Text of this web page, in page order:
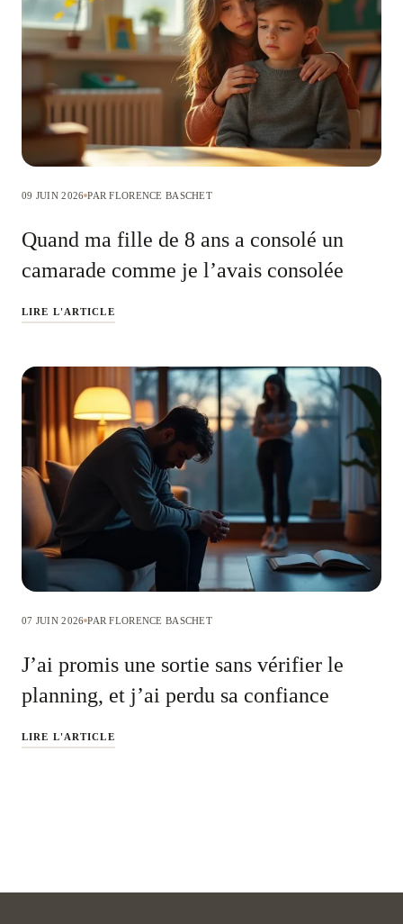
09 JUIN 2026 PAR FLORENCE BASCHET
Quand ma fille de 8 ans a consolé un
camarade comme je l’avais consolée
LIRE L'ARTICLE
07 JUIN 2026 PAR FLORENCE BASCHET
J’ai promis une sortie sans vérifier le
planning, et j’ai perdu sa confiance
LIRE L'ARTICLE